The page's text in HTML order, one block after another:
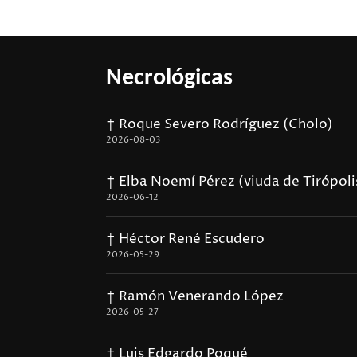
Necrológicas
† Roque Severo Rodríguez (Cholo)
2026-08-03
† Elba Noemí Pérez (viuda de
2026-06-12
† Héctor René Escudero
2026-05-29
† Ramón Venerando López
2026-05-27